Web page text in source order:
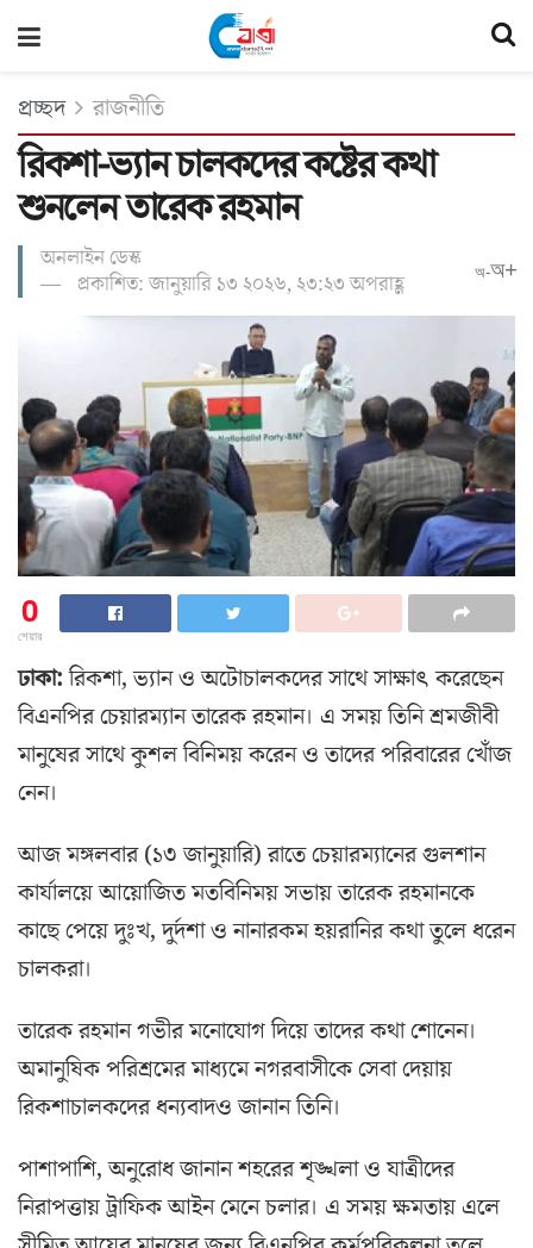
প্রচ্ছদ রাজনীতি
রিকশা-ভ্যান চালকদের কষ্টের কথা
শুনলেন তারেক রহমান
অনলাইন ডেস্ক
প্রকাশিত: জানুয়ারি ১৩ ২০২৬, ২৩:২৩ অপরাহ্ণ
অ-অ+
0
শেয়ার
ঢাকা:রিকশা, ভ্যান ও অটোচালকদের সাথে সাক্ষাৎ করেছেন
বিএনপির চেয়ারম্যান তারেক রহমান। এ সময় তিনি শ্রমজীবী
মানুষের সাথে কুশল বিনিময় করেন ও তাদের পরিবারের খোঁজ
নেন।
আজ মঙ্গলবার (১৩ জানুয়ারি) রাতে চেয়ারম্যানের গুলশান
কার্যালয়ে আয়োজিত মতবিনিময় সভায় তারেক রহমানকে
কাছে পেয়ে দুঃখ, দুর্দশা ও নানারকম হয়রানির কথা তুলে ধরেন
চালকরা।
তারেক রহমান গভীর মনোযোগ দিয়ে তাদের কথা শোনেন।
অমানুষিক পরিশ্রমের মাধ্যমে নগরবাসীকে সেবা দেয়ায়
রিকশাচালকদের ধন্যবাদও জানান তিনি।
পাশাপাশি, অনুরোধ জানান শহরের শৃঙ্খলা ও যাত্রীদের
নিরাপত্তায় ট্রাফিক আইন মেনে চলার। এ সময় ক্ষমতায় এলে